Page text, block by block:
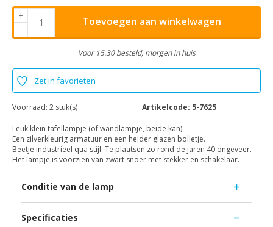
+
-
Toevoegen aan winkelwagen
Voor 15.30 besteld, morgen in huis
Zet in favorieten
Voorraad: 2 stuk(s) Artikelcode: 5-7625
Leuk klein tafellampje (of wandlampje, beide kan).
Een zilverkleurig armatuur en een helder glazen bolletje.
Beetje industrieel qua stijl. Te plaatsen zo rond de jaren 40 ongeveer.
Het lampje is voorzien van zwart snoer met stekker en schakelaar.
Conditie van de lamp
Specificaties